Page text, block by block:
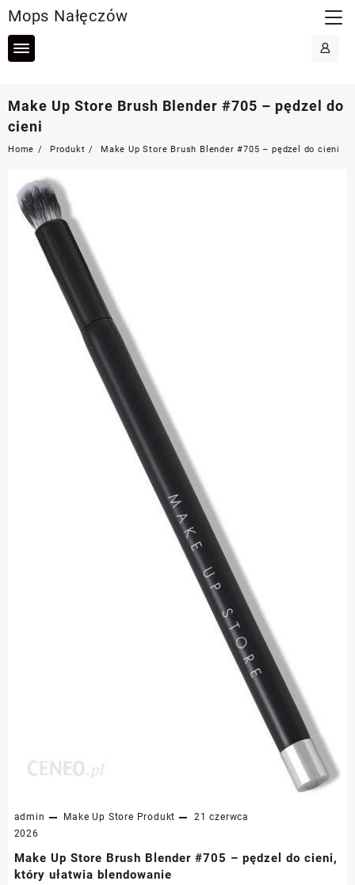
to
content
Mops Nałęczów
Make Up Store Brush Blender #705 – pędzel do
cieni
Home Produkt Make Up Store Brush Blender #705 – pędzel do cieni
admin Make Up Store Produkt
21 czerwca
2026
Make Up Store Brush Blender #705 – pędzel do cieni,
który ułatwia blendowanie